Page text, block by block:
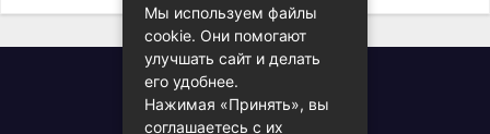
Всё про PDF
Мы используем файлы
cookie. Они помогают
улучшать сайт и делать
его удобнее.
Нажимая «Принять», вы
соглашаетесь с их